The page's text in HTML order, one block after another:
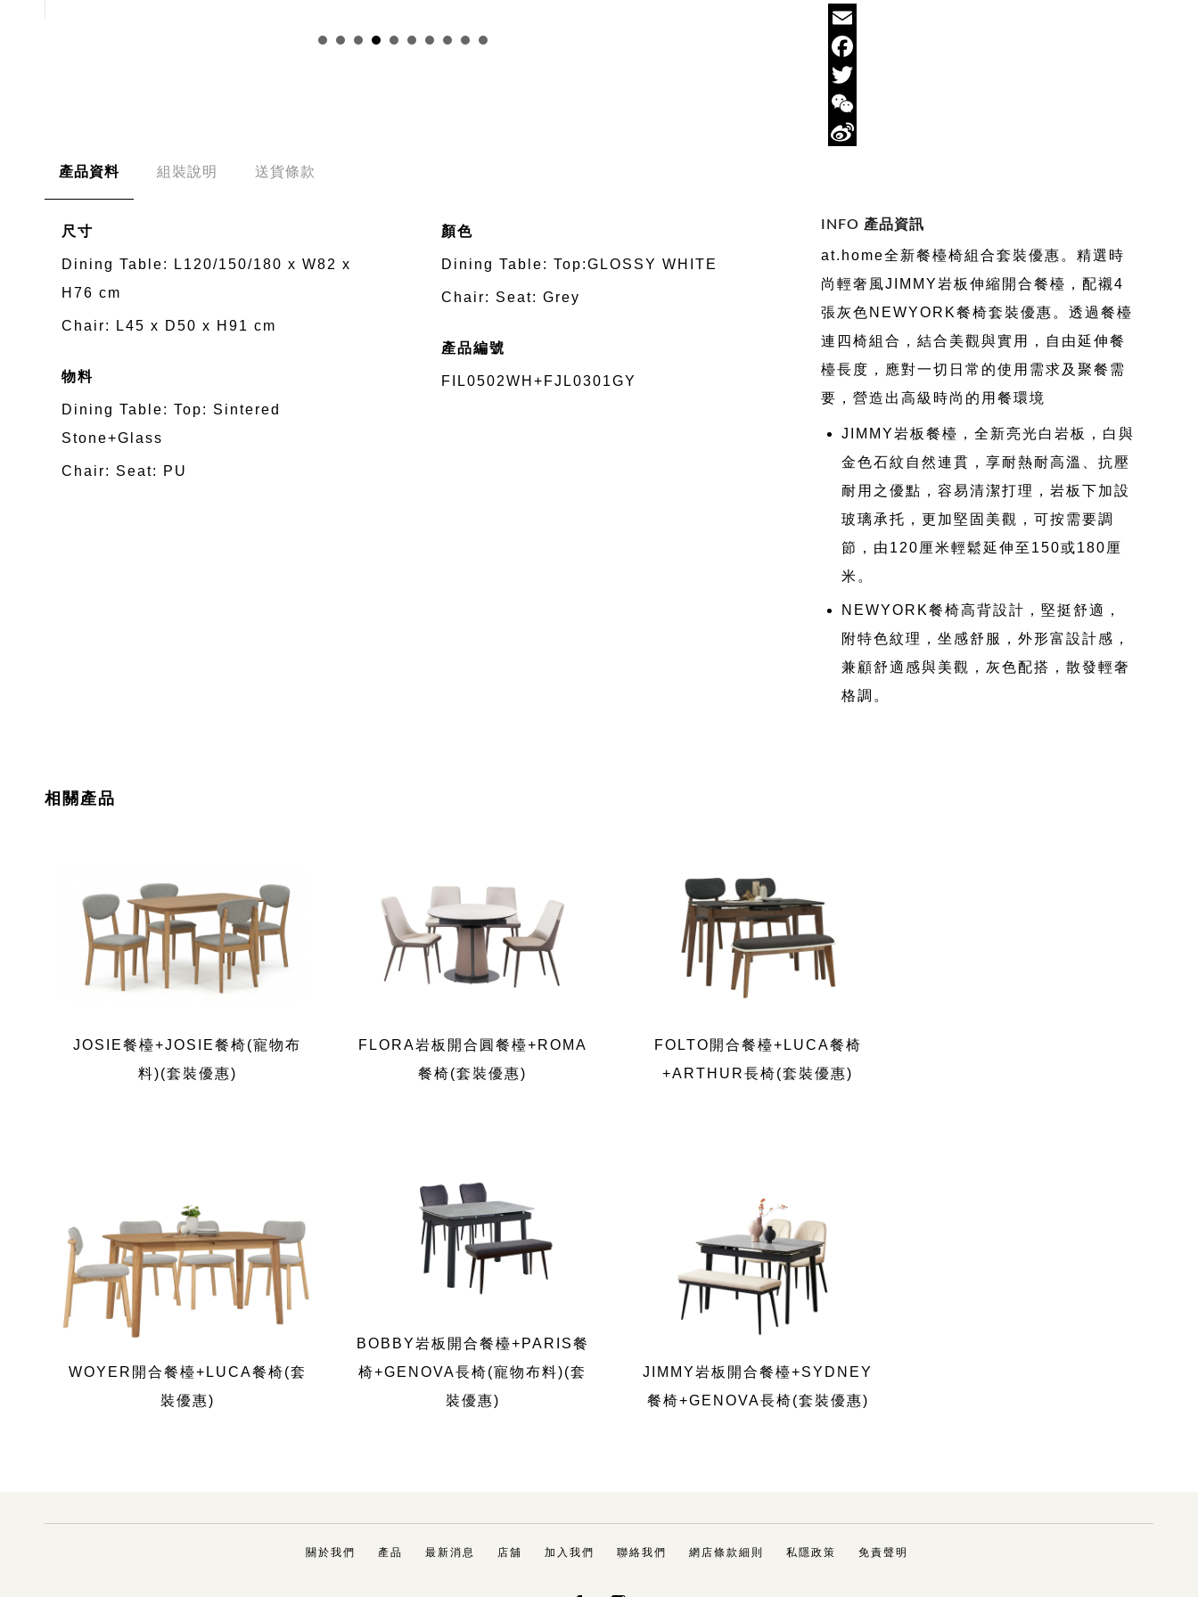
Email
Facebook
Twitter
WeChat
產品資料 組裝說明 送貨條款
尺寸
Dining Table: L120/150/180 x W82 x
H76 cm
Chair: L45 x D50 x H91 cm
物料
Dining Table: Top: Sintered
Stone+Glass
Chair: Seat: PU
顏色
Dining Table: Top:GLOSSY WHITE
Chair: Seat: Grey
產品編號
FIL0502WH+FJL0301GY
INFO 產品資訊
at.home全新餐檯椅組合套裝優惠。精選時
尚輕奢風JIMMY岩板伸縮開合餐檯，配襯4
張灰色NEWYORK餐椅套裝優惠。透過餐檯
連四椅組合，結合美觀與實用，自由延伸餐
檯長度，應對一切日常的使用需求及聚餐需
要，營造出高級時尚的用餐環境
JIMMY岩板餐檯，全新亮光白岩板，白與
金色石紋自然連貫，享耐熱耐高溫、抗壓
耐用之優點，容易清潔打理，岩板下加設
玻璃承托，更加堅固美觀，可按需要調
節，由120厘米輕鬆延伸至150或180厘
米。
NEWYORK餐椅高背設計，堅挺舒適，
附特色紋理，坐感舒服，外形富設計感，
兼顧舒適感與美觀，灰色配搭，散發輕奢
格調。
相關產品
JOSIE餐檯+JOSIE餐椅(寵物布
料)(套裝優惠)
FLORA岩板開合圓餐檯+ROMA
餐椅(套裝優惠)
FOLTO開合餐檯+LUCA餐椅
+ARTHUR長椅(套裝優惠)
WOYER開合餐檯+LUCA餐椅(套
裝優惠)
BOBBY岩板開合餐檯+PARIS餐
椅+GENOVA長椅(寵物布料)(套
裝優惠)
JIMMY岩板開合餐檯+SYDNEY
餐椅+GENOVA長椅(套裝優惠)
關於我們 產品 最新消息 店舖 加入我們 聯絡我們 網店條款細則 私隱政策 免責聲明